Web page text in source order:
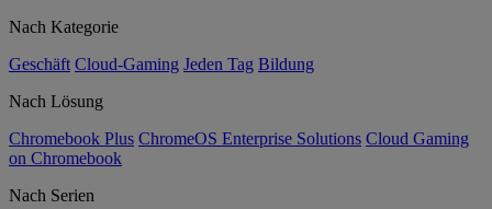
Nach Kategorie
Geschäft Cloud-Gaming Jeden Tag Bildung
Nach Lösung
Chromebook Plus ChromeOS Enterprise Solutions Cloud Gaming
on Chromebook
Nach Serien